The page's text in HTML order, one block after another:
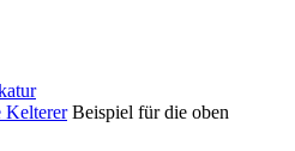
KeltererBeispiel für die oben